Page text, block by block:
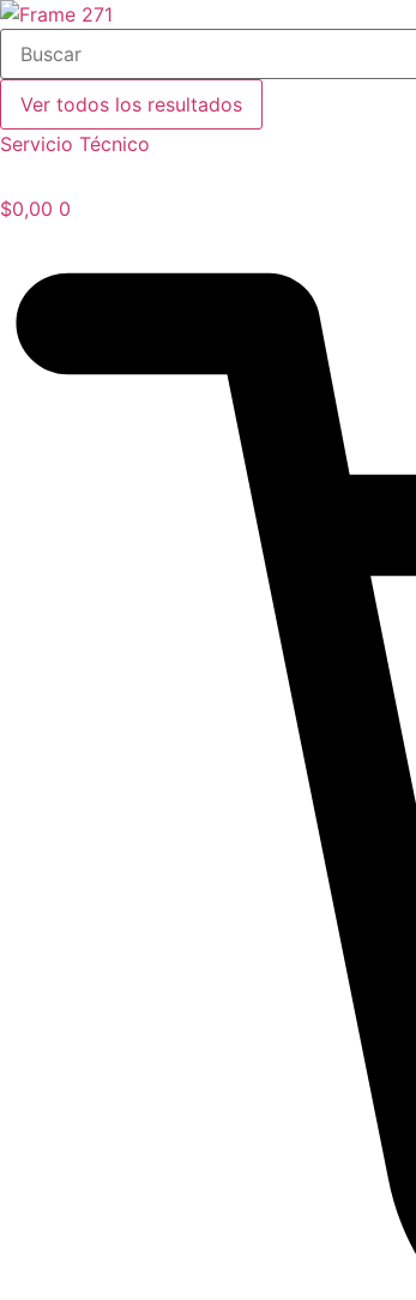
Ir
contenido
Search
Ver todos los resultados
Servicio Técnico
$0,00 0